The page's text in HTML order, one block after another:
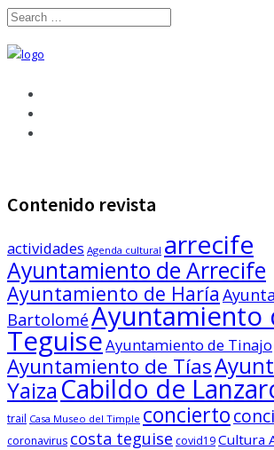
Contenido revista
actividades Agenda cultural arrecife
Ayuntamiento de Arrecife
Ayuntamiento de Haría
BartoloméAyuntamiento
TeguiseAyuntamiento de Tinajo
Ayuntamiento de Tías
YaizaCabildo de
trail Casa Museo del Timple concierto
coronavirus costa teguise covid19Cultura